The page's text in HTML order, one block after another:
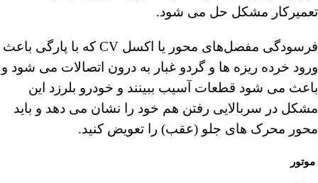
تعمیرکار مشکل حل می شود.
فرسودگی مفصل‌های محور یا اکسل CV که با پارگی باعث
ورود خرده ریزه ها و گردو غبار به درون اتصالات می شود و
باعث می شود قطعات آسیب ببینند و خودرو بلرزد این
مشکل در سربالایی رفتن هم خود را نشان می دهد و باید
محور محرک های جلو (عقب) را تعویض کنید.
موتور